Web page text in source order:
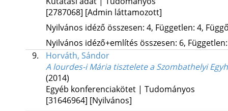
[2787068] [Admin láttamozott]
Nyilvános idéző összesen: 4, Független: 4,
Nyilvános idéző+említés összesen: 6,
9.
Horváth, Sándor
A lourdes-i Mária tisztelete a Szombathelyi
(2014)
Egyéb konferenciakötet | Tudományos
[31646964] [Nyilvános]